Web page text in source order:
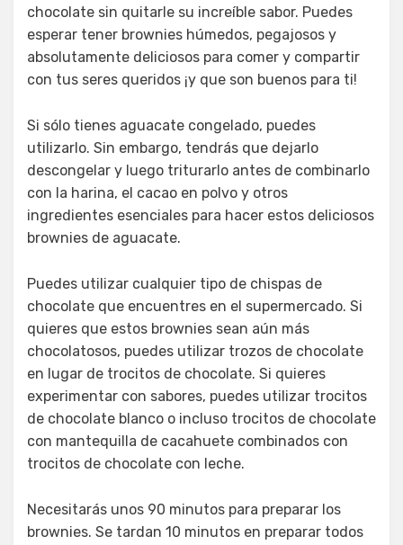
chocolate sin quitarle su increíble sabor. Puedes
esperar tener brownies húmedos, pegajosos y
absolutamente deliciosos para comer y compartir
con tus seres queridos ¡y que son buenos para ti!
Si sólo tienes aguacate congelado, puedes
utilizarlo. Sin embargo, tendrás que dejarlo
descongelar y luego triturarlo antes de combinarlo
con la harina, el cacao en polvo y otros
ingredientes esenciales para hacer estos deliciosos
brownies de aguacate.
Puedes utilizar cualquier tipo de chispas de
chocolate que encuentres en el supermercado. Si
quieres que estos brownies sean aún más
chocolatosos, puedes utilizar trozos de chocolate
en lugar de trocitos de chocolate. Si quieres
experimentar con sabores, puedes utilizar trocitos
de chocolate blanco o incluso trocitos de chocolate
con mantequilla de cacahuete combinados con
trocitos de chocolate con leche.
Necesitarás unos 90 minutos para preparar los
brownies. Se tardan 10 minutos en preparar todos